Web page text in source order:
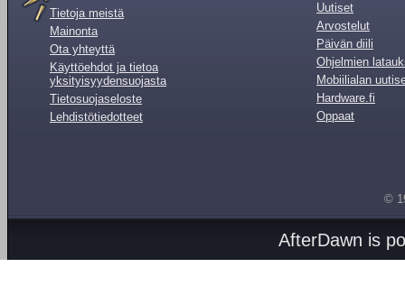
Tietoja meistä
Mainonta
Ota yhteyttä
Käyttöehdot ja tietoa
yksityisyydensuojasta
Tietosuojaseloste
Lehdistötiedotteet
Uutiset
Arvostelut
Päivän diili
Ohjelmien
Mobiilialan
Hardware.fi
Oppaat
©
AfterDawn is